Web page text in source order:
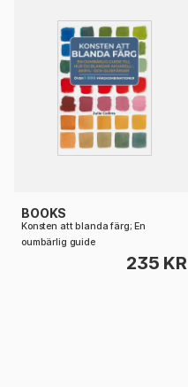
BOOKS
Konsten att blanda färg; En
oumbärlig guide
235 KR